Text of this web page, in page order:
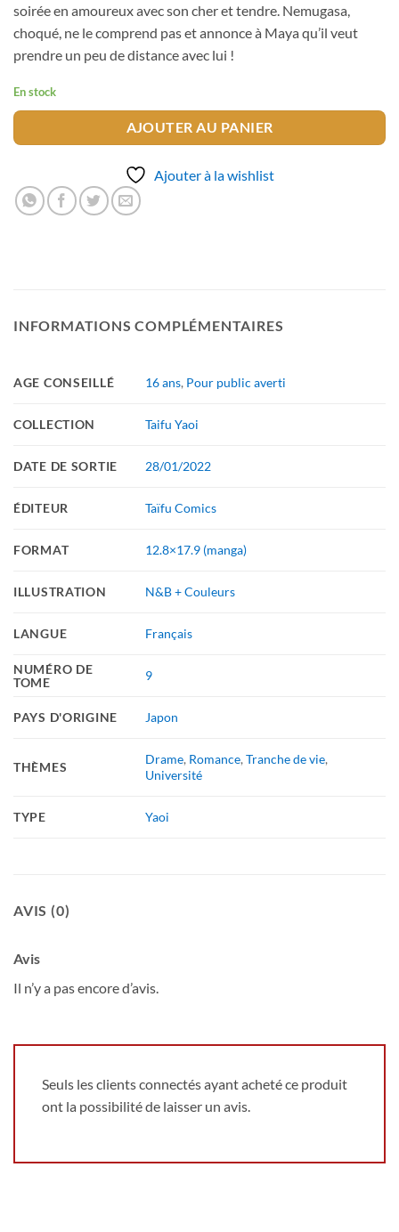
soirée en amoureux avec son cher et tendre. Nemugasa,
choqué, ne le comprend pas et annonce à Maya qu’il veut
prendre un peu de distance avec lui !
En stock
AJOUTER AU PANIER
Ajouter à la wishlist
INFORMATIONS COMPLÉMENTAIRES
AGE CONSEILLÉ 16 ans, Pour public averti
COLLECTION Taifu Yaoi
DATE DE SORTIE 28/01/2022
ÉDITEUR Taïfu Comics
FORMAT 12.8×17.9 (manga)
ILLUSTRATION N&B + Couleurs
LANGUE Français
NUMÉRO DE
TOME
9
PAYS D'ORIGINE Japon
THÈMES
Drame, Romance,Tranche de vie,
Université
TYPE Yaoi
AVIS (0)
Avis
Il n’y a pas encore d’avis.
Seuls les clients connectés ayant acheté ce produit
ont la possibilité de laisser un avis.